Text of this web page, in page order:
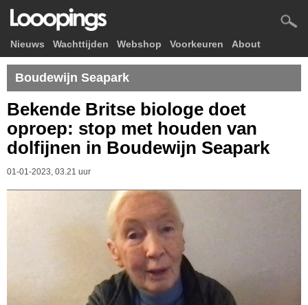
Nieuws Wachttijden Webshop Voorkeuren About
Boudewijn Seapark
Bekende Britse biologe doet
oproep: stop met houden van
dolfijnen in Boudewijn Seapark
01-01-2023, 03.21 uur